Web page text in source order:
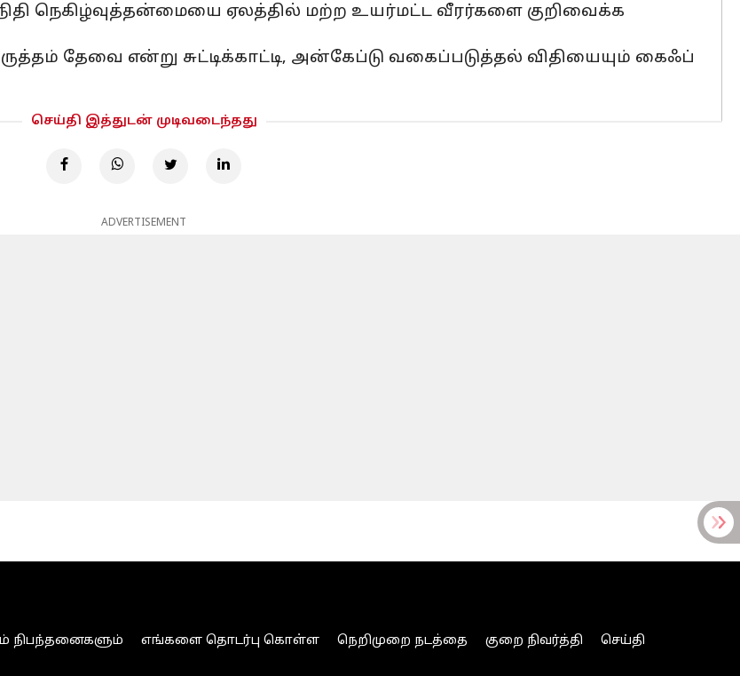
நெகிழ்வுத்தன்மையை ஏலத்தில் மற்ற உயர்மட்ட வீரர்களை குறிவைக்க
தேவை என்று சுட்டிக்காட்டி, அன்கேப்டு வகைப்படுத்தல் விதியையும் கைஃப்
செய்தி இத்துடன் முடிவடைந்தது
ADVERTISEMENT
நிபந்தனைகளும் எங்களை தொடர்பு கொள்ள நெறிமுறை நடத்தை குறை நிவர்த்தி
செய்தி